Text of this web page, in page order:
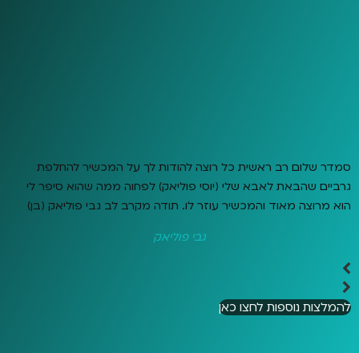
סמדר שלום רב ראשית כל רוצה להודות לך על המכשיר להחלפת
גרביים שהבאת לאבא שלי (יוסי פוליאק) לפחוה ממה שהוא סיפר לי
הוא מרוצה מאוד והמכשיר עוזר לו. תודה מקרב לב גבי פוליאק (בן)
גבי פוליאק
להמלצות נוספות לחצו כאן